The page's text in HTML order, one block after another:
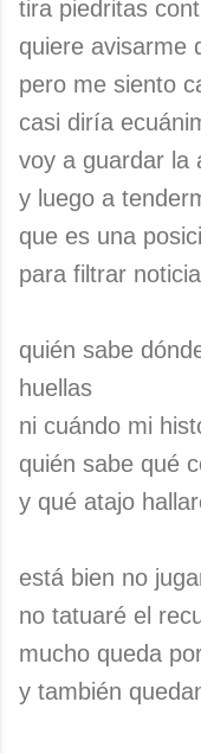
tira piedritas
quiere avisarme
pero me siento
casi diría
voy a guardar la
y luego a
que es una
para filtrar
quién sabe
huellas
ni cuándo mi
quién sabe qué
y qué atajo
está bien no
no tatuaré el
mucho queda
y también